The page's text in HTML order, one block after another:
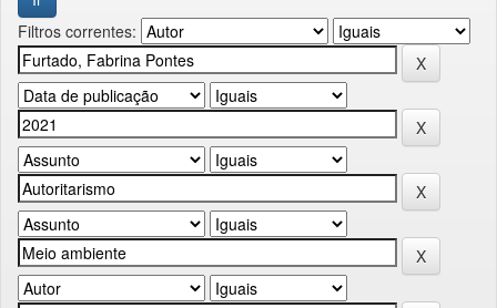
Filtros correntes: